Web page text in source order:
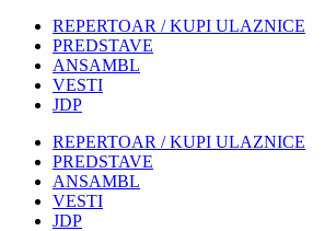
REPERTOAR / KUPI ULAZNICE
PREDSTAVE
ANSAMBL
VESTI
JDP
REPERTOAR / KUPI ULAZNICE
PREDSTAVE
ANSAMBL
VESTI
JDP